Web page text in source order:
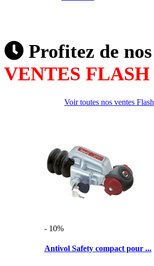
Profitez de nos
VENTES FLASH
Voir toutes nos ventes Flash
- 10%
Antivol Safety compact pour ...